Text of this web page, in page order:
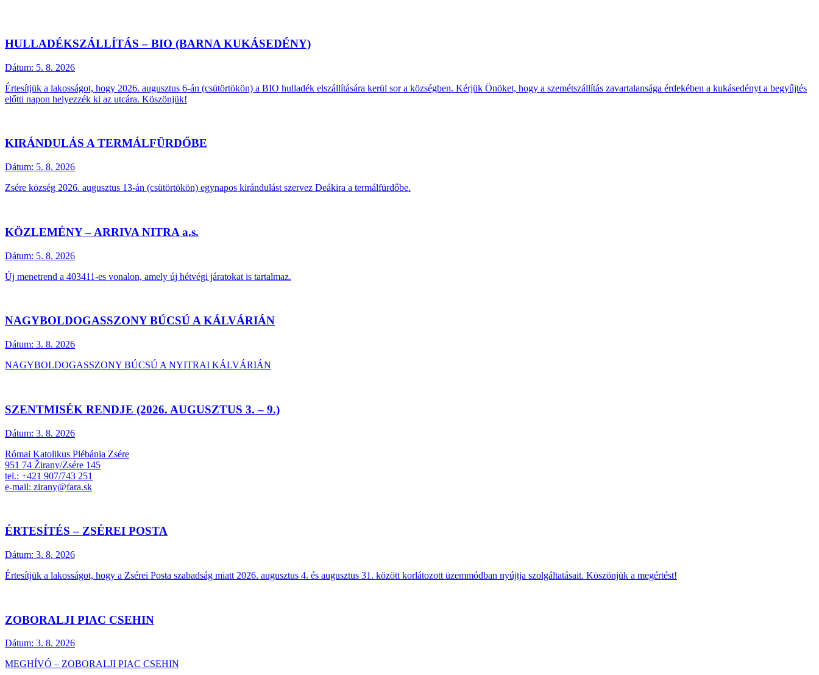
HULLADÉKSZÁLLÍTÁS – BIO (BARNA KUKÁSEDÉNY)
Dátum: 5. 8. 2026
Értesítjük a lakosságot, hogy 2026. augusztus 6-án (csütörtökön) a BIO hulladék elszállítására kerül sor a községben. Kérjük Önöket, hogy a szemétszállítás zavartalansága érdekében a kukásedényt a begyűjtés
előtti napon helyezzék ki az utcára. Köszönjük!
KIRÁNDULÁS A TERMÁLFÜRDŐBE
Dátum: 5. 8. 2026
Zsére község 2026. augusztus 13-án (csütörtökön) egynapos kirándulást szervez Deákira a termálfürdőbe.
KÖZLEMÉNY – ARRIVA NITRA a.s.
Dátum: 5. 8. 2026
Új menetrend a 403411-es vonalon, amely új hétvégi járatokat is tartalmaz.
NAGYBOLDOGASSZONY BÚCSÚ A KÁLVÁRIÁN
Dátum: 3. 8. 2026
NAGYBOLDOGASSZONY BÚCSÚ A NYITRAI KÁLVÁRIÁN
SZENTMISÉK RENDJE (2026. AUGUSZTUS 3. – 9.)
Dátum: 3. 8. 2026
Római Katolikus Plébánia Zsére
951 74 Žirany/Zsére 145
tel.: +421 907/743 251
e-mail: zirany@fara.sk
ÉRTESÍTÉS – ZSÉREI POSTA
Dátum: 3. 8. 2026
Értesítjük a lakosságot, hogy a Zsérei Posta szabadság miatt 2026. augusztus 4. és augusztus 31. között korlátozott üzemmódban nyújtja szolgáltatásait. Köszönjük a megértést!
ZOBORALJI PIAC CSEHIN
Dátum: 3. 8. 2026
MEGHÍVÓ – ZOBORALJI PIAC CSEHIN